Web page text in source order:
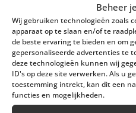
Beheer
Wij gebruiken technologieën zoals
apparaat op te slaan en/of te
de beste ervaring te bieden en om
gepersonaliseerde advertenties te
deze technologieën kunnen wij
ID's op deze site verwerken. Als u
toestemming intrekt, kan dit een
functies en mogelijkheden.
over het hele
Landkamers &
Natuurhuisjes
OnzeWelstaete
door boekbaar.